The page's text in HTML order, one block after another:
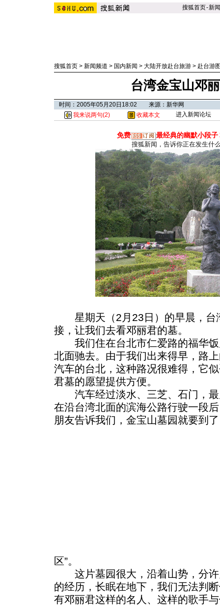
搜狐首页-新闻
搜狐首页 > 新闻频道 > 国内新闻 > 大陆开放赴台旅游 > 赴台游
台湾金宝山邓
时间：2005年05月20日18:02 来源：新华网
我来说两句(2) 收藏本文 进入新闻论坛
免费 最经典的幽默小段子
搜狐新闻，告诉你正在发生什
星期天（2月23日）的早晨，台
接，让我们去看邓丽君的墓。
我们住在台北市仁爱路的福华饭
北面驰去。由于我们出来得早，路
汽车的台北，这种路况很难得，它
君墓的愿望提供方便。
汽车经过淡水、三芝、石门，最
在沿台湾北面的滨海公路行驶一段
朋友告诉我们，金宝山墓园就要到
区”。
这片墓园很大，沿着山势，分许
的经历，长眠在地下，我们无法判
有邓丽君这样的名人、这样的歌手